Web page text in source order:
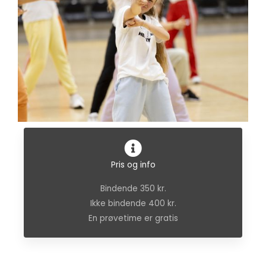
Pris og info
Bindende 350 kr.
Ikke bindende 400 kr.
En prøvetime er gratis